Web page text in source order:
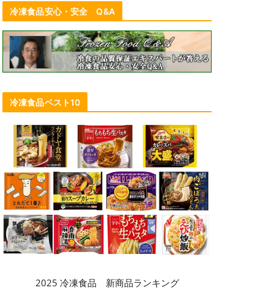
1/100論点に「冷凍食品」！ 文春ム
ック 「文藝春秋オピニオン 2023
冷凍食品安心・安全 Q&A
冷凍食品ベスト10
2025 冷凍食品 新商品ランキング